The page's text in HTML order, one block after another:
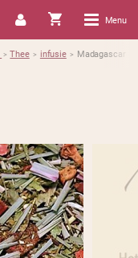
Menu
> Thee > infusie > Madagascar